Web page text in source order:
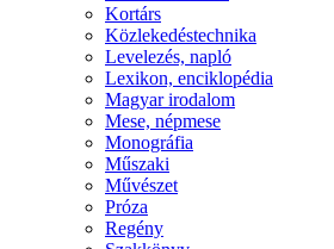
Kortárs
Közlekedéstechnika
Levelezés, napló
Lexikon, enciklopédia
Magyar irodalom
Mese, népmese
Monográfia
Műszaki
Művészet
Próza
Regény